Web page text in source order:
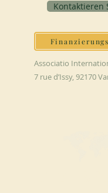
Kontaktieren
Associatio
7 rue d’Issy, 92170